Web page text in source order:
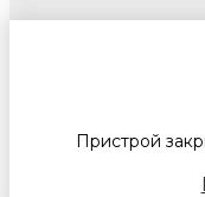
Пристрой